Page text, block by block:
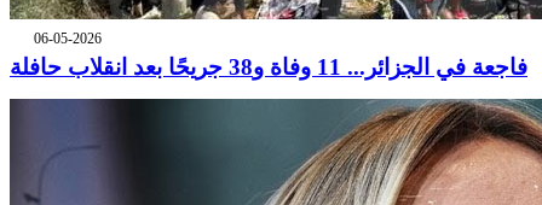
06-05-2026
فاجعة في الجزائر... 11 وفاة و38 جريحًا بعد انقلاب حافلة